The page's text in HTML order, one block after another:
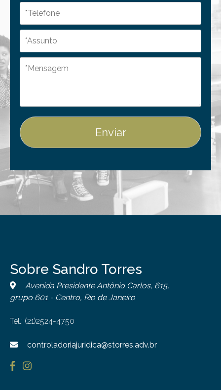
Sobre Sandro Torres
Avenida Presidente Antônio Carlos, 615,
grupo 601 - Centro, Rio de Janeiro
Tel.: (21)2524-4750
controladoriajuridica@storres.adv.br